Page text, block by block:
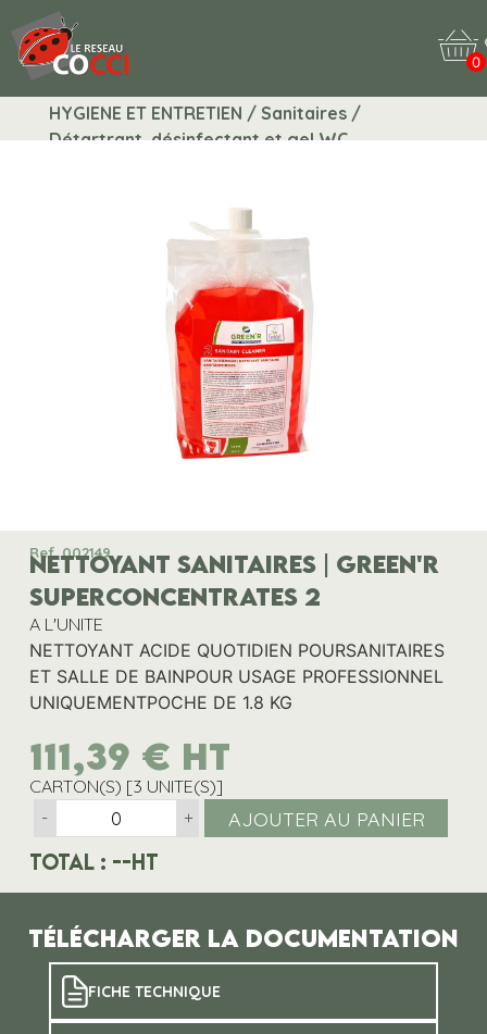
0
HYGIENE ET ENTRETIEN / Sanitaires /
Détartrant, désinfectant et gel WC
Ref. 002149
NETTOYANT SANITAIRES | GREEN'R
SUPERCONCENTRATES 2
A L'UNITE
NETTOYANT ACIDE QUOTIDIEN POURSANITAIRES
ET SALLE DE BAINPOUR USAGE PROFESSIONNEL
UNIQUEMENTPOCHE DE 1.8 KG
111,39 € HT
CARTON(S) [3 UNITE(S)]
-
+ AJOUTER AU PANIER
Total : --HT
Télécharger la documentation
FICHE TECHNIQUE